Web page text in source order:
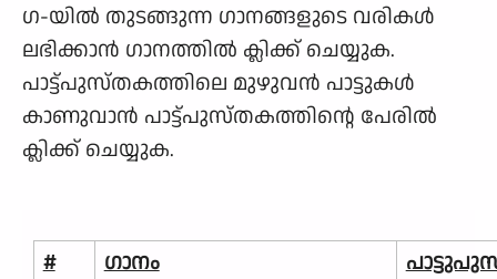
ഗ-യിൽ തുടങ്ങുന്ന ഗാനങ്ങളുടെ വരികള്‍
ലഭിക്കാന്‍ ഗാനത്തില്‍ ക്ലിക്ക് ചെയ്യുക.
പാട്ട്പുസ്തകത്തിലെ മുഴുവന്‍ പാട്ടുകള്‍
കാണുവാന്‍ പാട്ട്പുസ്തകത്തിന്റെ പേരില്‍
ക്ലിക്ക് ചെയ്യുക.
# ഗാനം